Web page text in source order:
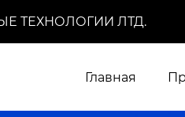
ТЕХНОЛОГИИ ЛТД.
Главная